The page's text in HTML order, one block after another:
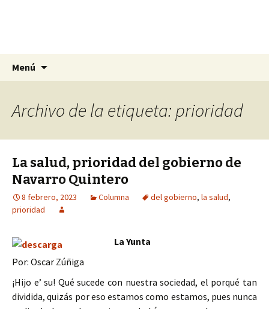
La Yunta de Tepic
La nueva opción en información
Menú
Archivo de la etiqueta: prioridad
La salud, prioridad del gobierno de
Navarro Quintero
8 febrero, 2023 Columna del gobierno, la salud,
prioridad
La Yunta
Por: Oscar Zúñiga
¡Hijo e’ su! Qué sucede con nuestra sociedad, el porqué tan
dividida, quizás por eso estamos como estamos, pues nunca